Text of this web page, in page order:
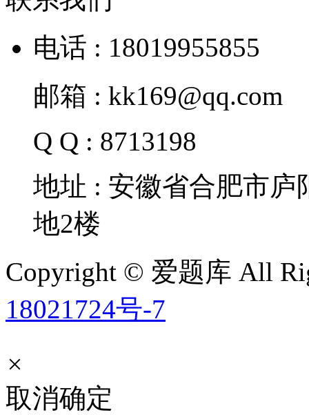
电话 : 18019955855
邮箱 : kk169@qq.com
Q Q : 8713198
地址 : 安徽省合肥市
地2楼
Copyright © 爱题库 All
18021724号-7
×
取消确定